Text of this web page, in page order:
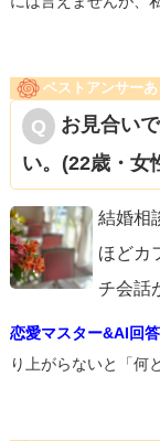
ベストアンサーあ
お見合い
い。(22歳・女
結婚相
ほどカ
チ会話
恋愛マスター&AI回
り上がらないと「何